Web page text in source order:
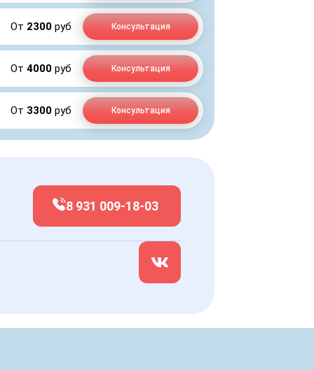
От 2300 руб Консультация
От 4000 руб Консультация
От 3300 руб Консультация
8 931 009-18-03